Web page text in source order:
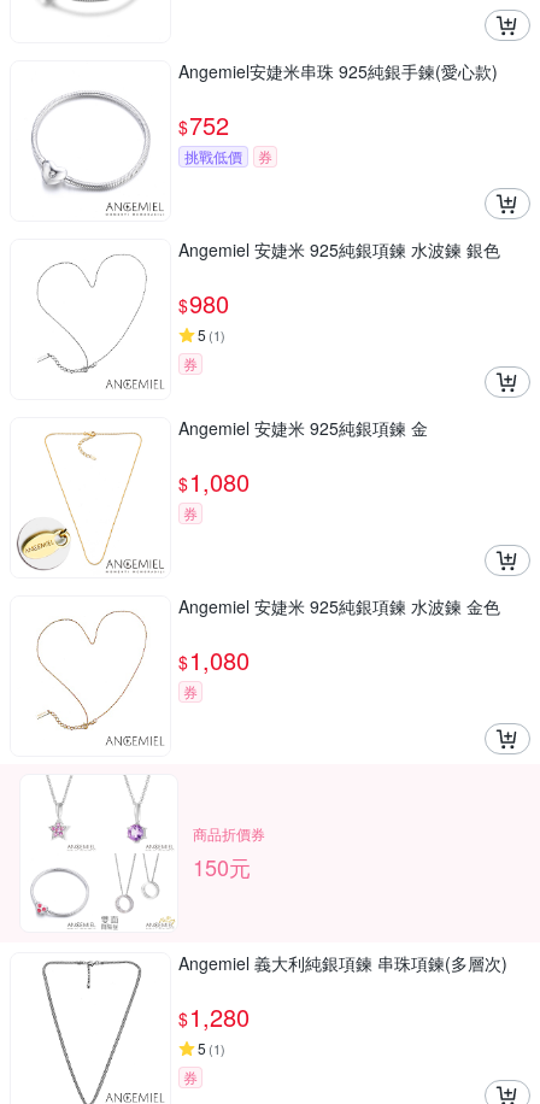
Angemiel安婕米串珠 925純銀手鍊(愛心款)
$752
挑戰低價 券
Angemiel 安婕米 925純銀項鍊 水波鍊 銀色
$980
5 (1)
券
Angemiel 安婕米 925純銀項鍊 金
$1,080
券
Angemiel 安婕米 925純銀項鍊 水波鍊 金色
$1,080
券
商品折價券
150元
Angemiel 義大利純銀項鍊 串珠項鍊(多層次)
$1,280
5 (1)
券